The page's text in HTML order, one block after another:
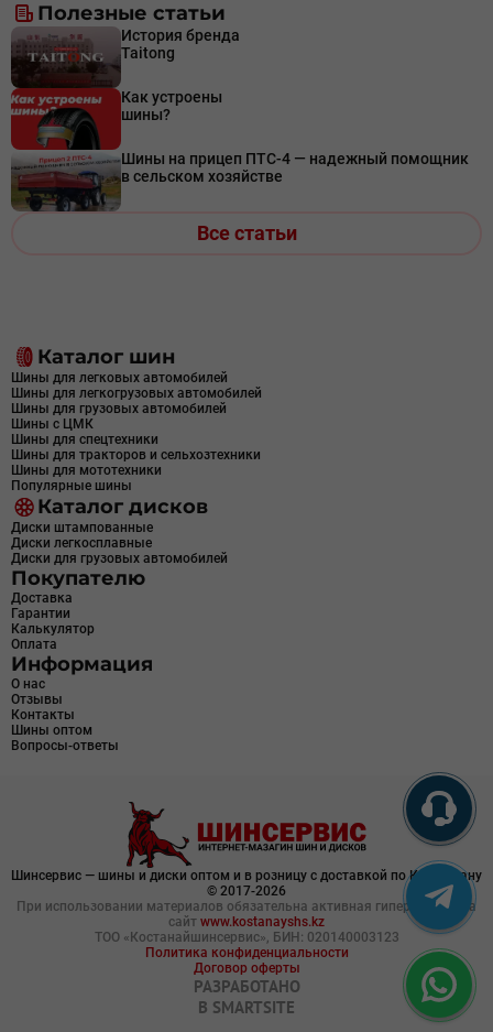
Полезные статьи
История бренда
Taitong
Как устроены
шины?
Шины на прицеп ПТС-4 — надежный помощник
в сельском хозяйстве
Все статьи
Каталог шин
Шины для легковых автомобилей
Шины для легкогрузовых автомобилей
Шины для грузовых автомобилей
Шины с ЦМК
Шины для спецтехники
Шины для тракторов и сельхозтехники
Шины для мототехники
Популярные шины
Каталог дисков
Диски штампованные
Диски легкосплавные
Диски для грузовых автомобилей
Покупателю
Доставка
Гарантии
Калькулятор
Оплата
Информация
О нас
Отзывы
Контакты
Шины оптом
Вопросы-ответы
Шинсервис — шины и диски оптом и в розницу с доставкой по Казахстану
© 2017-2026
При использовании материалов обязательна активная гиперссылка на
сайт www.kostanayshs.kz
ТОО «Костанайшинсервис», БИН: 020140003123
Политика конфиденциальности
Договор оферты
РАЗРАБОТАНО
В SMARTSITE